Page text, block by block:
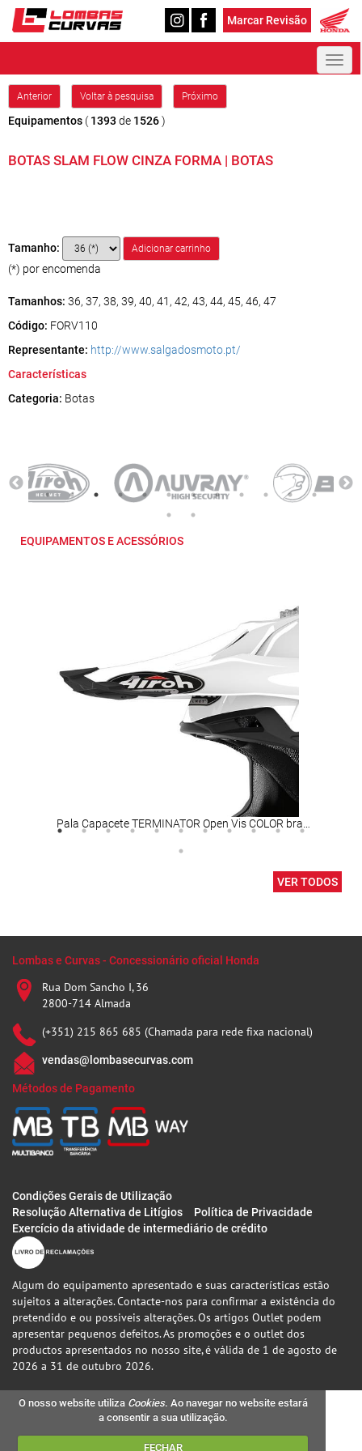
Marcar Revisão
Anterior Voltar à pesquisa Próximo
Equipamentos (1393 de 1526)
BOTAS SLAM FLOW CINZA FORMA | BOTAS
Tamanho:
(*) por encomenda
Tamanhos: 36, 37, 38, 39, 40, 41, 42, 43, 44, 45, 46, 47
Código: FORV110
Representante: http://www.salgadosmoto.pt/
Características
Categoria: Botas
EQUIPAMENTOS E ACESSÓRIOS
Pala Capacete TERMINATOR Open Vis COLOR branco AIROH
VER TODOS
Lombas e Curvas - Concessionário oficial Honda
Rua Dom Sancho I, 36
2800-714 Almada
(+351) 215 865 685 (Chamada para rede fixa nacional)
vendas@lombasecurvas.com
Métodos de Pagamento
Condições Gerais de Utilização
Resolução Alternativa de Litígios
Política de Privacidade
Exercício da atividade de intermediário de crédito
Algum do equipamento apresentado e suas características estão
sujeitos a alterações. Contacte-nos para confirmar a existência do
pretendido e ou possiveis alterações. Os artigos Outlet podem
apresentar pequenos defeitos. As promoções e o outlet dos
productos apresentados no nosso site, é válida de 1 de agosto de
2026 a 31 de outubro 2026.
O nosso website utiliza Cookies. Ao navegar no website estará
a consentir a sua utilização.
FECHAR